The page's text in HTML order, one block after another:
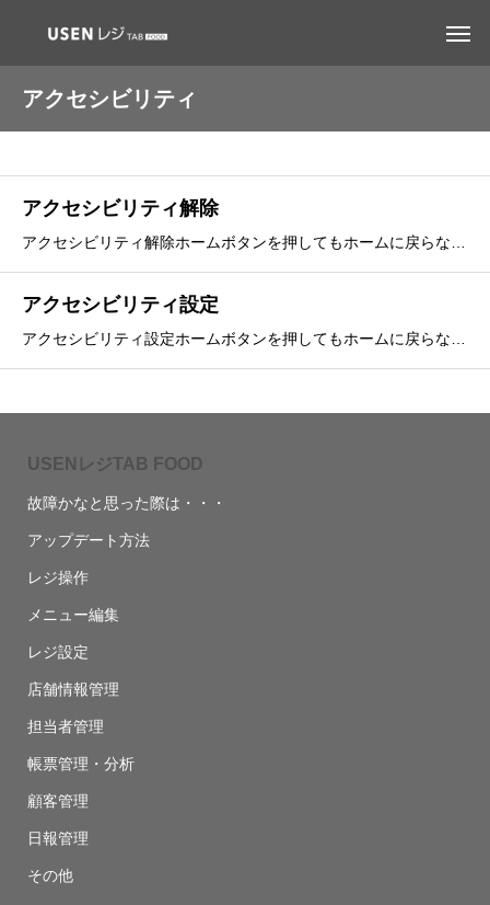
アクセシビリティ
アクセシビリティ解除
アクセシビリティ設定
USENレジTAB FOOD
故障かなと思った際は・・・
アップデート方法
レジ操作
メニュー編集
レジ設定
店舗情報管理
担当者管理
帳票管理・分析
顧客管理
日報管理
その他